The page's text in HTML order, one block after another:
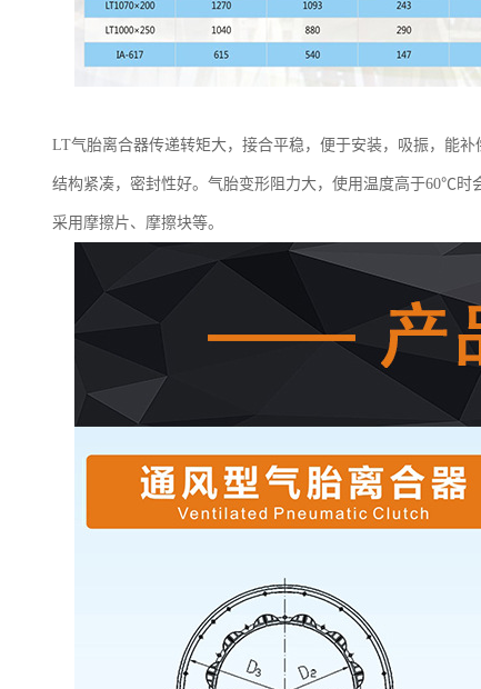
LT气胎离合器传递转矩大，接合平稳，便于安装，吸振，能
结构紧凑，密封性好。气胎变形阻力大，使用温度高于60℃
采用摩擦片、摩擦块等。